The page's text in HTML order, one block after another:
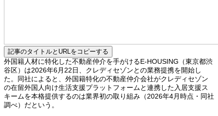
記事のタイトルとURLをコピーする
外国籍人材に特化した不動産仲介を手がけるE-HOUSING（東京都渋
谷区）は2026年6月22日、クレディセゾンとの業務提携を開始し
た。同社によると、外国籍特化の不動産仲介会社がクレディセゾン
の在留外国人向け生活支援プラットフォームと連携した入居支援ス
キームを本格提供するのは業界初の取り組み（2026年4月時点・同社
調べ）だという。